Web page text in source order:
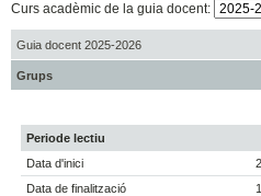
Curs acadèmic de la guia docent:
Guia docent 2025-2026
Grups
Periode lectiu
Data d'inici
Data de finalització